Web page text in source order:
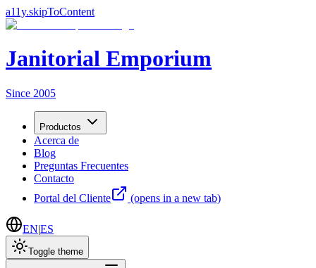
a11y.skipToContent
Janitorial Emporium
Since 2005
Productos
Acerca de
Blog
Preguntas Frecuentes
Contacto
Portal del Cliente
(opens in a new tab)
EN|ES
Toggle theme